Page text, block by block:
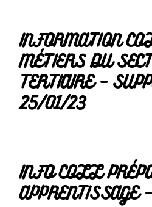
INFORMATION
MÉTIERS DU
TERTIAIRE –
25/01/23
INFO COLL